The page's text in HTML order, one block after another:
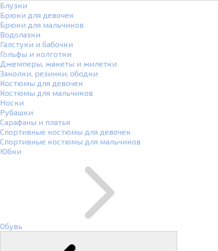
Блузки
Брюки для девочек
Брюки для мальчиков
Водолазки
Галстуки и бабочки
Гольфы и колготки
Джемперы, жакеты и жилетки
Заколки, резинки, ободки
Костюмы для девочек
Костюмы для мальчиков
Носки
Рубашки
Сарафаны и платья
Спортивные костюмы для девочек
Спортивные костюмы для мальчиков
Юбки
Обувь